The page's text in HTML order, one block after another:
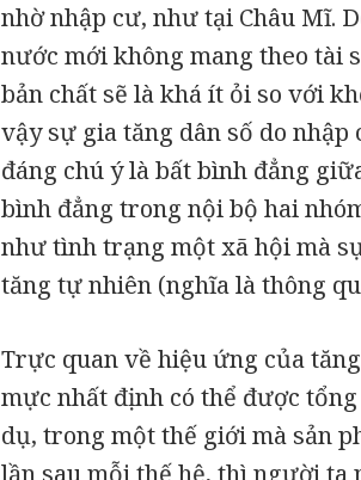
nhờ nhập cư, như tại Châu Mĩ.
nước mới không mang theo tài
bản chất sẽ là khá ít ỏi so với
vậy sự gia tăng dân số do
đáng chú ý là bất bình đẳng
bình đẳng trong nội bộ hai
như tình trạng một xã hội mà
tăng tự nhiên (nghĩa là thông
Trực quan về hiệu ứng của
mực nhất định có thể được
dụ, trong một thế giới mà sản
lần sau mỗi thế hệ, thì người